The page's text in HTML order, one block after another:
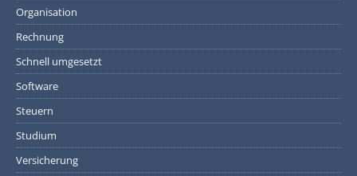
Organisation
Rechnung
Schnell umgesetzt
Software
Steuern
Studium
Versicherung